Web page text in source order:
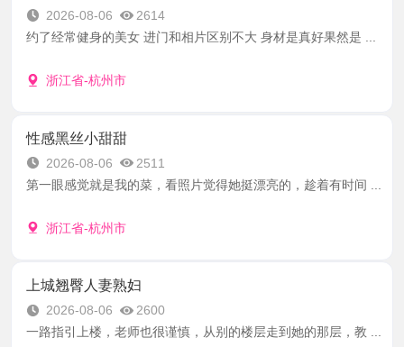
2026-08-06
2614
约了经常健身的美女 进门和相片区别不大 身材是真好果然是 ...
浙江省-杭州市
性感黑丝小甜甜
2026-08-06
2511
第一眼感觉就是我的菜，看照片觉得她挺漂亮的，趁着有时间 ...
浙江省-杭州市
上城翘臀人妻熟妇
2026-08-06
2600
一路指引上楼，老师也很谨慎，从别的楼层走到她的那层，教 ...